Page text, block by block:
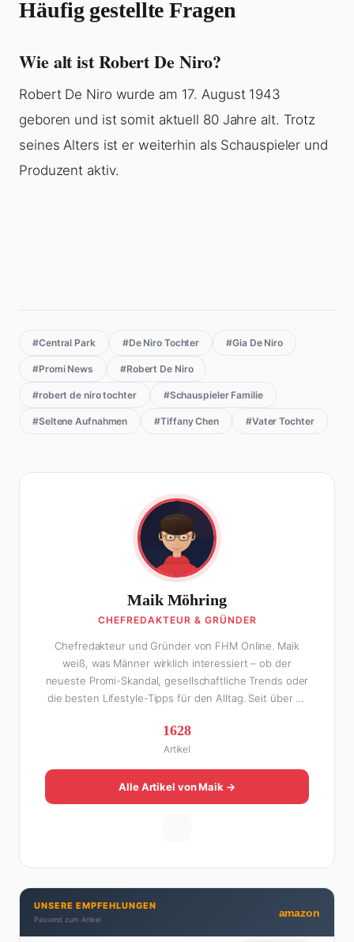
Häufig gestellte Fragen
Wie alt ist Robert De Niro?
Robert De Niro wurde am 17. August 1943
geboren und ist somit aktuell 80 Jahre alt. Trotz
seines Alters ist er weiterhin als Schauspieler und
Produzent aktiv.
#Central Park #De Niro Tochter #Gia De Niro
#Promi News #Robert De Niro
#robert de niro tochter #Schauspieler Familie
#Seltene Aufnahmen #Tiffany Chen #Vater Tochter
Maik Möhring
CHEFREDAKTEUR & GRÜNDER
Chefredakteur und Gründer von FHM Online. Maik
weiß, was Männer wirklich interessiert – ob der
neueste Promi-Skandal, gesellschaftliche Trends oder
die besten Lifestyle-Tipps für den Alltag. Seit über 10
Online zu einer der führenden Männer-Lifestyle-
Plattformen im deutschsprachigen Raum aufgebaut.
Sein Weg dahin war alles andere als geradlinig: Die
eine Hälfte seines Lebens stand er in der
Gastronomie – mit allem, was dazugehört. Die andere
dran. Wenn Maik nicht gerade den heißesten Tratsch
aus der Promi-Welt aufspürt oder die besten
Lifestyle-Empfehlungen zusammenstellt, findet man
1628
Artikel
Alle Artikel von Maik →
UNSERE EMPFEHLUNGEN
Passend zum Artikel
amazon